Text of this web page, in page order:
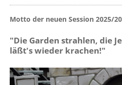
Motto der neuen Session 2025/
"Die Garden strahlen, die
läßt's wieder krachen!"